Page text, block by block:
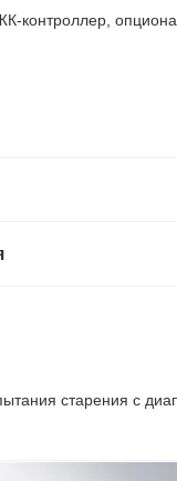
контроллер,
старения с